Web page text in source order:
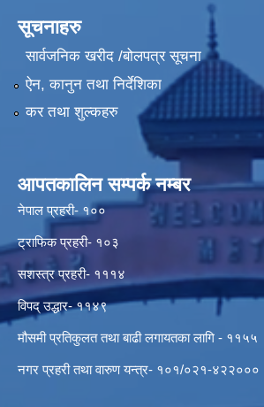
सूचनाहरु
सार्वजनिक खरीद /बोलपत्र सूचना
ऐन, कानुन तथा निर्देशिका
कर तथा शुल्कहरु
आपतकालिन सम्पर्क नम्बर
नेपाल प्रहरी- १००
ट्राफिक प्रहरी- १०३
सशस्त्र प्रहरी- १११४
विपद् उद्धार- ११४९
मौसमी प्रतिकुलत तथा बाढी लगायतका लागि - ११५५
नगर प्रहरी तथा वारुण यन्त्र- १०१/०२१-४२२०००